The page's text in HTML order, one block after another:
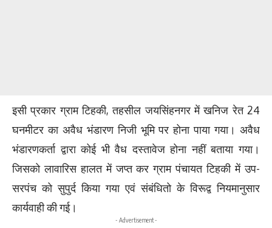
इसी प्रकार ग्राम टिहकी, तहसील जयसिंहनगर में खनिज रेत 24
घनमीटर का अवैध भंडारण निजी भूमि पर होना पाया गया। अवैध
भंडारणकर्ता द्वारा कोई भी वैध दस्तावेज होना नहीं बताया गया।
जिसको लावारिस हालत में जप्त कर ग्राम पंचायत टिहकी में उप-
सरपंच को सुपुर्द किया गया एवं संबंधितो के विरूद्व नियमानुसार
कार्यवाही की गई।
- Advertisement -